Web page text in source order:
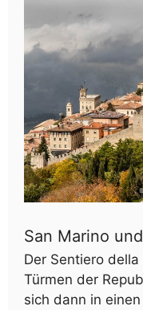
San Marino
Der Sentiero
Türmen der
sich dann in